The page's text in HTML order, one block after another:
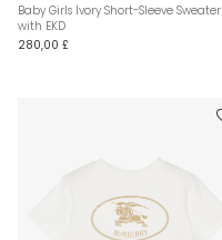
Baby Girls Ivory Short-Sleeve Sweater
with EKD
280,00 £